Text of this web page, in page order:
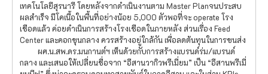
เทคโนโลยีสุรนารี โดยหลังจากดำเนินงานตาม Master Planจนประสบ
ผลสำเร็จ มีโคเนื้อในพื้นที่อย่างน้อย 5,000 ตัวพอที่จะ operate โรง
เชือดแล้ว ค่อยดำเนินการสร้างโรงเชือดในภายหลัง ส่วนเรื่อง Feed
Center และคอกขุนกลาง ควรสร้างอยู่ใกล้กัน เพื่อลดต้นทุนในการขนส่ง
ผศ.น.สพ.ดร.มนกานต์ฯ เห็นด้วยกับการสร้างแบรนด์ร่ม/แบรนด์
กลาง และเสนอให้เปลี่ยนชื่อจาก “อีสานวากิวพรีเมี่ยม” เป็น “อีสานพรีเมี่